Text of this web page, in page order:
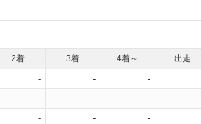
2着 3着 4着～ 出走
- - -
- - -
- - -